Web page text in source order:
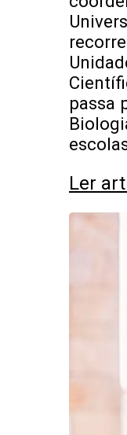
passa
Ler